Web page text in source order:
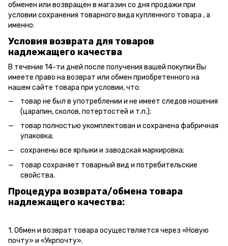
обменен или возвращен в магазин со дня продажи при
условии сохранения товарного вида купленного товара , а
именно:
Условия возврата для товаров
надлежащего качества
В течение 14-ти дней после получения вашей покупки Вы
имеете право на возврат или обмен приобретенного на
нашем сайте товара при условии, что:
товар не был в употреблении и не имеет следов ношения
(царапин, сколов, потертостей и т.п.);
товар полностью укомплектован и сохранена фабричная
упаковка;
сохранены все ярлыки и заводская маркировка;
товар сохраняет товарный вид и потребительские
свойства.
Процедура возврата/обмена товара
надлежащего качества:
1. Обмен и возврат товара осуществляется через «Новую
почту» и «Укрпочту».